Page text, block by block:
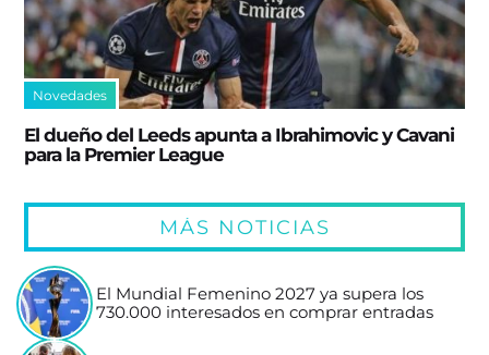
Novedades
El dueño del Leeds apunta a Ibrahimovic y Cavani
para la Premier League
MÁS NOTICIAS
El Mundial Femenino 2027 ya supera los
730.000 interesados en comprar entradas